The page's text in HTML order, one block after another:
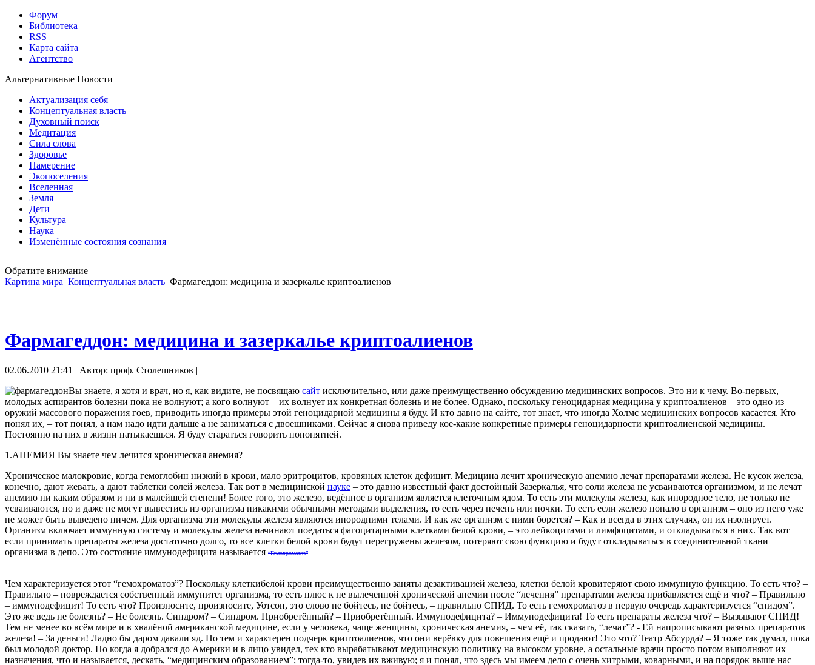
Форум
Библиотека
RSS
Карта сайта
Агентство
Альтернативные Новости
Актуализация себя
Концептуальная власть
Духовный поиск
Медитация
Сила слова
Здоровье
Намерение
Экопоселения
Вселенная
Земля
Дети
Культура
Наука
Изменённые состояния сознания
Обратите внимание
Картина мира Концептуальная власть Фармагеддон: медицина и зазеркалье криптоалиенов
Фармагеддон: медицина и зазеркалье криптоалиенов
02.06.2010 21:41 | Автор: проф. Столешников |
Вы знаете, я хотя и врач, но я, как видите, не посвящаю сайт исключительно, или даже преимущественно обсуждению медицинских вопросов. Это ни к чему. Во-первых,
молодых аспирантов болезни пока не волнуют; а кого волнуют – их волнует их конкретная болезнь и не более. Однако, поскольку геноцидарная медицина у криптоалиенов – это одно из
оружий массового поражения гоев, приводить иногда примеры этой геноцидарной медицины я буду. И кто давно на сайте, тот знает, что иногда Холмс медицинских вопросов касается. Кто
понял их, – тот понял, а нам надо идти дальше а не заниматься с двоешниками. Сейчас я снова приведу кое-какие конкретные примеры геноцидарности криптоалиенской медицины.
Постоянно на них в жизни натыкаешься. Я буду стараться говорить попонятней.
1.АНЕМИЯ Вы знаете чем лечится хроническая анемия?
Хроническое малокровие, когда гемоглобин низкий в крови, мало эритроцитов, кровяных клеток дефицит. Медицина лечит хроническую анемию лечат препаратами железа. Не кусок железа,
конечно, дают жевать, а дают таблетки солей железа. Так вот в медицинской науке – это давно известный факт достойный Зазеркалья, что соли железа не усваиваются организмом, и не лечат
анемию ни каким образом и ни в малейшей степени! Более того, это железо, ведённое в организм является клеточным ядом. То есть эти молекулы железа, как инородное тело, не только не
усваиваются, но и даже не могут вывестись из организма никакими обычными методами выделения, то есть через печень или почки. То есть если железо попало в организм – оно из него уже
не может быть выведено ничем. Для организма эти молекулы железа являются инородними телами. И как же организм с ними борется? – Как и всегда в этих случаях, он их изолирует.
Организм включает иммунную систему и молекулы железа начинают поедаться фагоцитарными клетками белой крови, – это лейкоцитами и лимфоцитами, и откладываться в них. Так вот
если принимать препараты железа достаточно долго, то все клетки белой крови будут перегружены железом, потеряют свою функцию и будут откладываться в соединительной ткани
организма в депо. Это состояние иммунодефицита называется “Гемохроматоз”
Чем характеризуется этот “гемохроматоз”? Поскольку клеткибелой крови преимущественно заняты дезактивацией железа, клетки белой кровитеряют свою иммунную функцию. То есть что? –
Правильно – повреждается собственный иммунитет организма, то есть плюс к не вылеченной хронической анемии после “лечения” препаратами железа прибавляется ещё и что? – Правильно
– иммунодефицит! То есть что? Произносите, произносите, Уотсон, это слово не бойтесь, не бойтесь, – правильно СПИД. То есть гемохроматоз в первую очередь характеризуется “спидом”.
Это же ведь не болезнь? – Не болезнь. Синдром? – Синдром. Приобретённый? – Приобретённый. Иммунодефицита? – Иммунодефицита! То есть препараты железа что? – Вызывают СПИД!
Тем не менее во всём мире и в хвалёной американской медицине, если у человека, чаще женщины, хроническая анемия, – чем её, так сказать, “лечат”? - Ей напрописывают разных препаратов
железа! – За деньги! Ладно бы даром давали яд. Но тем и характерен подчерк криптоалиенов, что они верёвку для повешения ещё и продают! Это что? Театр Абсурда? – Я тоже так думал, пока
был молодой доктор. Но когда я добрался до Америки и в лицо увидел, тех кто вырабатывают медицинскую политику на высоком уровне, а остальные врачи просто потом выполняют их
назначения, что и называется, дескать, “медицинским образованием”; тогда-то, увидев их вживую; я и понял, что здесь мы имеем дело с очень хитрыми, коварными, и на порядок выше нас